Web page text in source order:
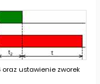
oraz ustawienie zworek